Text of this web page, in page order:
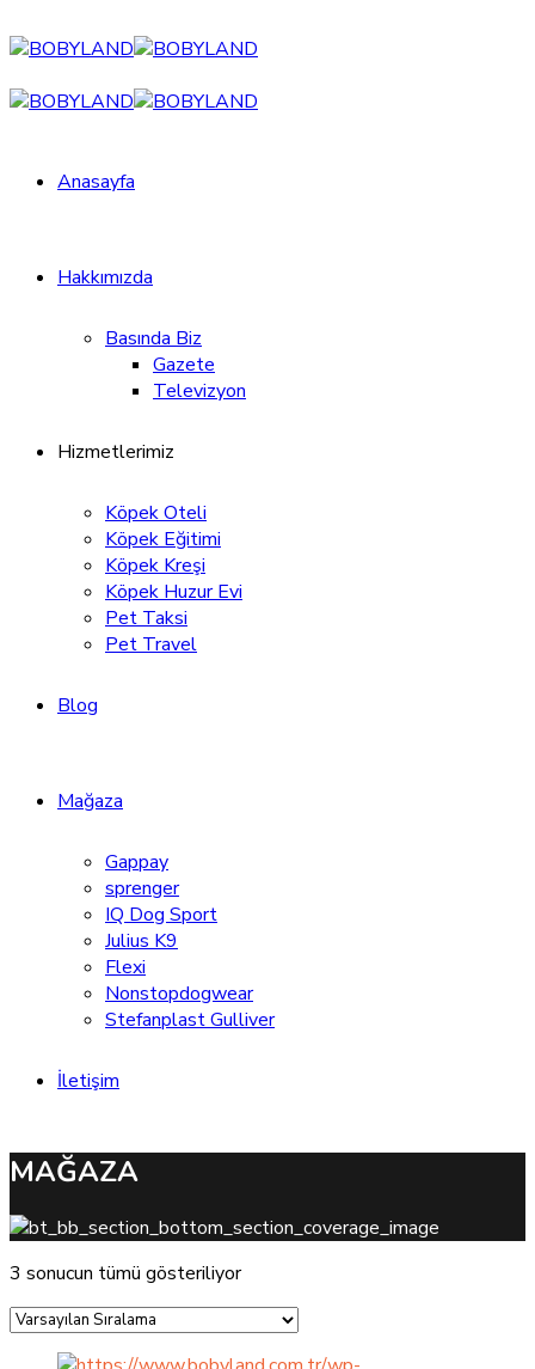
Anasayfa
Hakkımızda
Basında Biz
Gazete
Televizyon
Hizmetlerimiz
Köpek Oteli
Köpek Eğitimi
Köpek Kreşi
Köpek Huzur Evi
Pet Taksi
Pet Travel
Blog
Mağaza
Gappay
sprenger
IQ Dog Sport
Julius K9
Flexi
Nonstopdogwear
Stefanplast Gulliver
İletişim
MAĞAZA
3 sonucun tümü gösteriliyor